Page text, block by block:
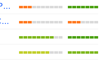
VALERO ENERGY CORPORATION
CHINA PETROLEUM & CHEMICAL CORPORATION